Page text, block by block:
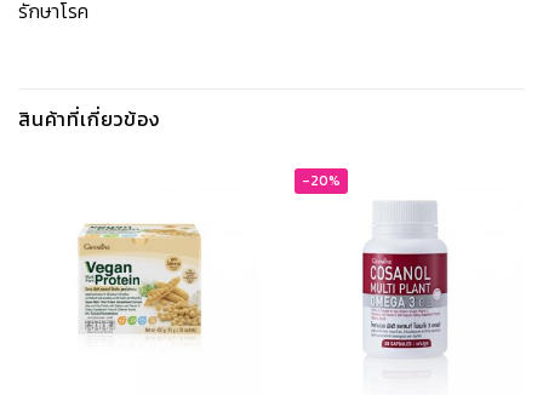
รักษาโรค
สินค้าที่เกี่ยวข้อง
-20%